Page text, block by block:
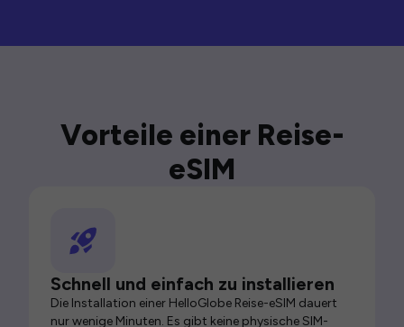
Vorteile einer Reise-
eSIM
Schnell und einfach zu installieren
Die Installation einer HelloGlobe Reise-eSIM dauert
nur wenige Minuten. Es gibt keine physische SIM-